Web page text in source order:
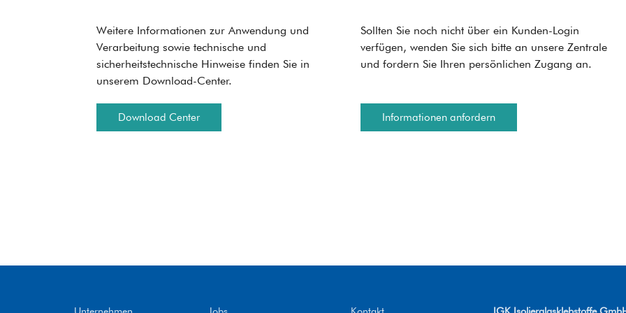
Weitere Informationen zur Anwendung und
Verarbeitung sowie technische und
sicherheitstechnische Hinweise finden Sie in
unserem Download-Center.
Download Center
Sollten Sie noch nicht über ein Kunden-Login
verfügen, wenden Sie sich bitte an unsere Zentrale
und fordern Sie Ihren persönlichen Zugang an.
Informationen anfordern
Unternehmen Jobs Kontakt IGK Isolierglasklebstoffe